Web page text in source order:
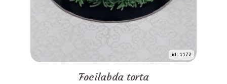
id: 1172
Focilabda torta